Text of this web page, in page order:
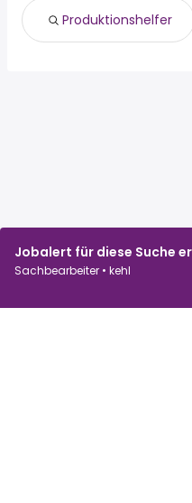
Jobalert für diese Suche
Sachbearbeiter • kehl
Produktionshelfer